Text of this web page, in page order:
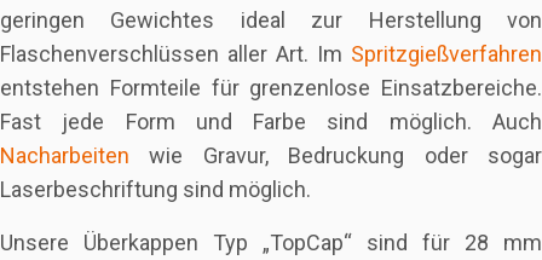
geringen Gewichtes ideal zur Herstellung von
Flaschenverschlüssen aller Art. Im Spritzgießverfahren
entstehen Formteile für grenzenlose Einsatzbereiche.
Fast jede Form und Farbe sind möglich. Auch
Nacharbeiten wie Gravur, Bedruckung oder sogar
Laserbeschriftung sind möglich.
Unsere Überkappen Typ „TopCap“ sind für 28 mm